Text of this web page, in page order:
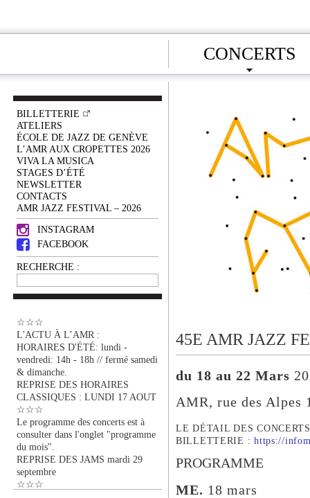
CONCERTS
BILLETTERIE
ATELIERS
ÉCOLE DE JAZZ DE GENÈVE
L’AMR AUX CROPETTES 2026
VIVA LA MUSICA
STAGES D’ÉTÉ
NEWSLETTER
CONTACTS
AMR JAZZ FESTIVAL – 2026
INSTAGRAM
FACEBOOK
RECHERCHE :
☆☆☆
L'ACTU À L’AMR :
HORAIRES D'ÉTÉ: lundi -
vendredi: 14h - 18h // fermé samedi
& dimanche.
REPRISE DES HORAIRES
CLASSIQUES : LUNDI 17 AOUT
☆☆☆
Le programme des concerts est à
consulter dans l'onglet "programme
du mois".
REPRISE DES JAMS mardi 29
septembre
☆☆☆
45E AMR JAZZ
du 18 au 22 Mars
AMR, rue des Alpes
LE DÉTAIL DES
BILLETTERIE :https://
PROGRAMME
ME. 18 mars